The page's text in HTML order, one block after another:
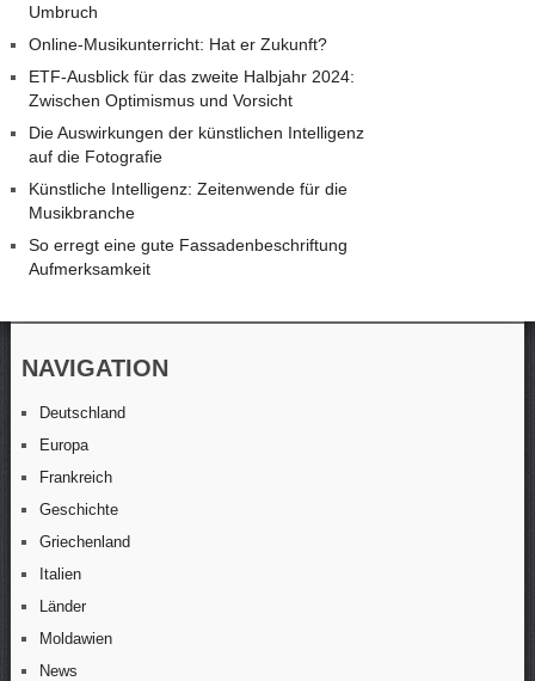
Umbruch
Online-Musikunterricht: Hat er Zukunft?
ETF-Ausblick für das zweite Halbjahr 2024:
Zwischen Optimismus und Vorsicht
Die Auswirkungen der künstlichen Intelligenz
auf die Fotografie
Künstliche Intelligenz: Zeitenwende für die
Musikbranche
So erregt eine gute Fassadenbeschriftung
Aufmerksamkeit
NAVIGATION
Deutschland
Europa
Frankreich
Geschichte
Griechenland
Italien
Länder
Moldawien
News